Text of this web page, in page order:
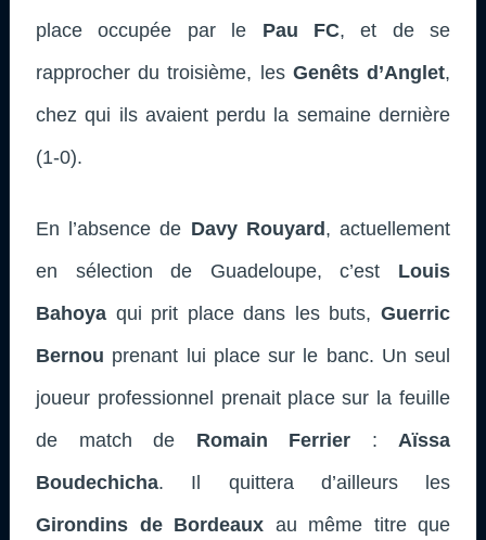
place occupée par le Pau FC, et de se
rapprocher du troisième, les Genêts d’Anglet,
chez qui ils avaient perdu la semaine dernière
(1-0).
En l’absence de Davy Rouyard, actuellement
en sélection de Guadeloupe, c’est Louis
Bahoya qui prit place dans les buts, Guerric
Bernou prenant lui place sur le banc. Un seul
joueur professionnel prenait place sur la feuille
de match de Romain Ferrier : Aïssa
Boudechicha. Il quittera d’ailleurs les
Girondins de Bordeaux au même titre que